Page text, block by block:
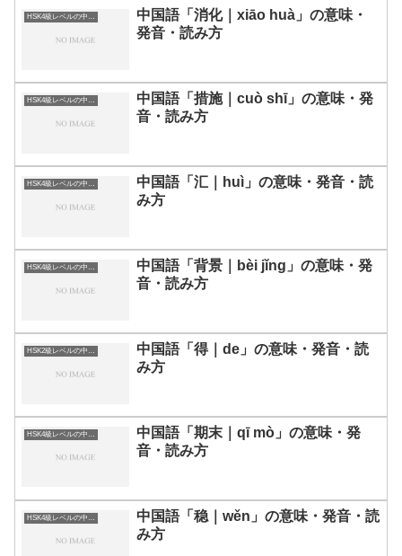
HSK4級レベルの中国語
中国語「消化｜xiāo huà」の意味・
発音・読み方
HSK4級レベルの中国語
中国語「措施｜cuò shī」の意味・発
音・読み方
HSK4級レベルの中国語
中国語「汇｜huì」の意味・発音・読
み方
HSK4級レベルの中国語
中国語「背景｜bèi jǐng」の意味・発
音・読み方
HSK2級レベルの中国語
中国語「得｜de」の意味・発音・読
み方
中国語「期末｜qī mò」の意味・発
音・読み方
中国語「稳｜wěn」の意味・発音・読
み方